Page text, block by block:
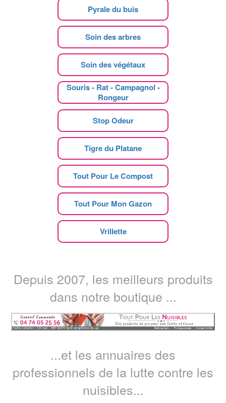
Pyrale du buis
Soin des arbres
Soin des végétaux
Souris - Rat - Campagnol -
Rongeur
Stop Odeur
Tigre du Platane
Tout Pour Le Compost
Tout Pour Mon Gazon
Vrillette
Depuis 2007, les meilleurs produits
dans notre boutique ...
...et les annuaires des
professionnels de la lutte contre les
nuisibles...